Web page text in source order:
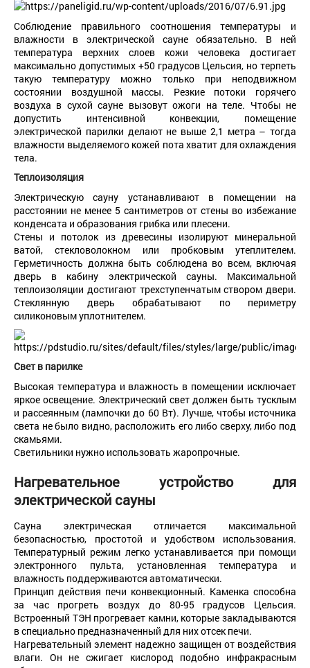
Соблюдение правильного соотношения температуры и
влажности в электрической сауне обязательно. В ней
температура верхних слоев кожи человека достигает
максимально допустимых +50 градусов Цельсия, но терпеть
такую температуру можно только при неподвижном
состоянии воздушной массы. Резкие потоки горячего
воздуха в сухой сауне вызовут ожоги на теле. Чтобы не
допустить интенсивной конвекции, помещение
электрической парилки делают не выше 2,1 метра – тогда
влажности выделяемого кожей пота хватит для охлаждения
тела.
Теплоизоляция
Электрическую сауну устанавливают в помещении на
расстоянии не менее 5 сантиметров от стены во избежание
конденсата и образования грибка или плесени.
Стены и потолок из древесины изолируют минеральной
ватой, стекловолокном или пробковым утеплителем.
Герметичность должна быть соблюдена во всем, включая
дверь в кабину электрической сауны. Максимальной
теплоизоляции достигают трехступенчатым створом двери.
Стеклянную дверь обрабатывают по периметру
силиконовым уплотнителем.
Свет в парилке
Высокая температура и влажность в помещении исключает
яркое освещение. Электрический свет должен быть тусклым
и рассеянным (лампочки до 60 Вт). Лучше, чтобы источника
света не было видно, расположить его либо сверху, либо под
скамьями.
Светильники нужно использовать жаропрочные.
Нагревательное устройство для
электрической сауны
Сауна электрическая отличается максимальной
безопасностью, простотой и удобством использования.
Температурный режим легко устанавливается при помощи
электронного пульта, установленная температура и
влажность поддерживаются автоматически.
Принцип действия печи конвекционный. Каменка способна
за час прогреть воздух до 80-95 градусов Цельсия.
Встроенный ТЭН прогревает камни, которые закладываются
в специально предназначенный для них отсек печи.
Нагревательный элемент надежно защищен от воздействия
влаги. Он не сжигает кислород подобно инфракрасным